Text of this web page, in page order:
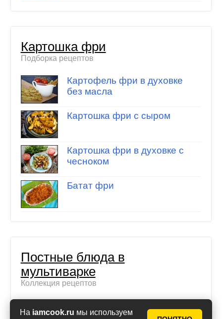
На iamcook.ru мы используем
Картошка фри
Подборка рецептов
Картофель фри в духовке
без масла
Картошка фри с сыром
Картошка фри в духовке с
чесноком
Батат фри
Постные блюда в
мультиварке
Коллекция рецептов
мультиварке